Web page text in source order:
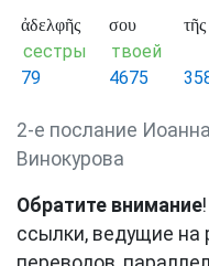
ἀδελφῆς
сестры
79
σου
твоей
4675
τῆς
2-е послание
Винокурова
Обратите внимание
ссылки, ведущие на